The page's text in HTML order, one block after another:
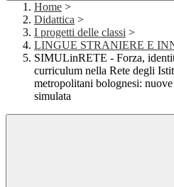
Home >
Didattica >
I progetti delle classi >
LINGUE STRANIERE E
SIMULinRETE - Forza,
curriculum nella Rete degli
metropolitani bolognesi:
simulata